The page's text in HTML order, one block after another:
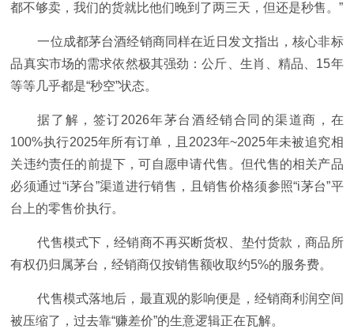
都不够卖，我们的货就比他们晚到了两三天，但还是秒售。”
一位成都茅台酒经销商同样在近日发文指出，核心非标
品真实市场的需求依然极其强劲：公斤、生肖、精品、15年
等等几乎都是“秒空”状态。
据了解，签订2026年茅台酒经销合同的渠道商，在
100%执行2025年所有订单，且2023年~2025年未被追究相
关违约责任的前提下，可自愿申请代售。但代售的相关产品
必须通过“i茅台”渠道进行销售，且销售价格须参照“i茅台”平
台上的零售价执行。
代售模式下，经销商不再买断货权、垫付货款，商品所
有权仍归属茅台，经销商仅按销售额收取约5%的服务费。
代售模式落地后，最直观的影响便是，经销商利润空间
被压缩了，过去靠“赚差价”的生意逻辑正在瓦解。